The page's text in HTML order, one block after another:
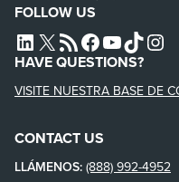
FOLLOW US
L4SB LINKEDIN
X L4SB RSS FEEDL4SB FACEBOOK
L4SB YOUTUBE
TIKTOK
HAVE QUESTIONS?
VISITE NUESTRA BASE DE
CONTACT US
LLÁMENOS: (888) 992-4952